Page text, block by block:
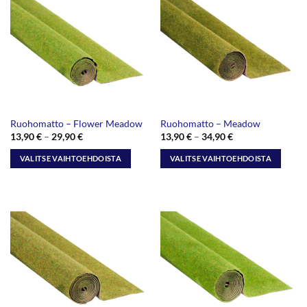
Ruohomatto – Flower Meadow
13,90€ – 29,90€Hintaluokka:
-
29,90 €
VALITSE VAIHTOEHDOISTA
useampi
muunnelma.
Voit
tehdä
valinnat
Ruohomatto – Meadow
13,90€ – 34,90€Hintaluokka:
-
34,90 €
VALITSE VAIHTOEHDOISTA
useampi
muunnelma.
Voit
tehdä
valinnat